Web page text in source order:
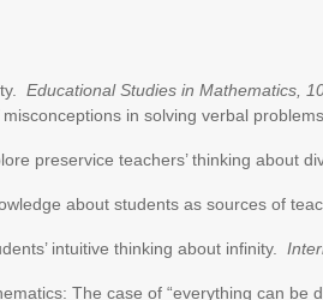
Educational Studies in Mathematics,
in solving verbal
preservice teachers’ thinking about
about students as sources of
intuitive thinking about infinity.
The case of “everything can be